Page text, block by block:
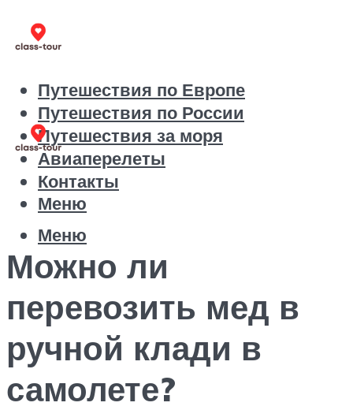
Путешествия по Европе
Путешествия по России
Путешествия за моря
Авиаперелеты
Контакты
Меню
Меню
Можно ли
перевозить мед в
ручной клади в
самолете?